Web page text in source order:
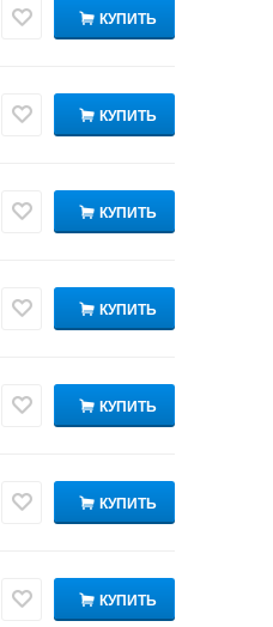
КУПИТЬ
КУПИТЬ
КУПИТЬ
КУПИТЬ
КУПИТЬ
КУПИТЬ
КУПИТЬ